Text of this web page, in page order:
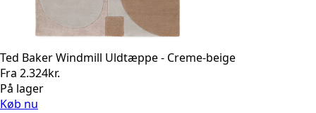
Ted Baker Windmill Uldtæppe - Creme-beige
Fra 2.324kr.
På lager
Køb nu